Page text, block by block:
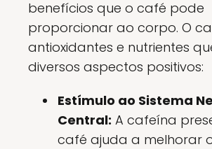
benefícios que o café pode
proporcionar ao corpo. O
antioxidantes e nutrientes
diversos aspectos positivos:
Estímulo ao Sistema
Central: A cafeína
café ajuda a melhorar